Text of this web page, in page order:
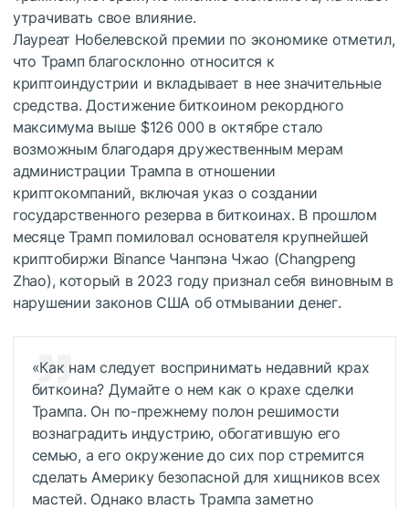
утрачивать свое влияние.
Лауреат Нобелевской премии по экономике отметил,
что Трамп благосклонно относится к
криптоиндустрии и вкладывает в нее значительные
средства. Достижение биткоином рекордного
максимума выше $126 000 в октябре стало
возможным благодаря дружественным мерам
администрации Трампа в отношении
криптокомпаний, включая указ о создании
государственного резерва в биткоинах. В прошлом
месяце Трамп помиловал основателя крупнейшей
криптобиржи Binance Чанпэна Чжао (Changpeng
Zhao), который в 2023 году признал себя виновным в
нарушении законов США об отмывании денег.
«Как нам следует воспринимать недавний крах
биткоина? Думайте о нем как о крахе сделки
Трампа. Он по-прежнему полон решимости
вознаградить индустрию, обогатившую его
семью, а его окружение до сих пор стремится
сделать Америку безопасной для хищников всех
мастей. Однако власть Трампа заметно